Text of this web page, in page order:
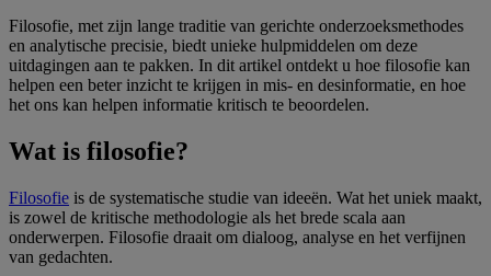
Filosofie, met zijn lange traditie van gerichte onderzoeksmethodes
en analytische precisie, biedt unieke hulpmiddelen om deze
uitdagingen aan te pakken. In dit artikel ontdekt u hoe filosofie kan
helpen een beter inzicht te krijgen in mis- en desinformatie, en hoe
het ons kan helpen informatie kritisch te beoordelen.
Wat is filosofie?
Filosofie is de systematische studie van ideeën. Wat het uniek maakt,
is zowel de kritische methodologie als het brede scala aan
onderwerpen. Filosofie draait om dialoog, analyse en het verfijnen
van gedachten.